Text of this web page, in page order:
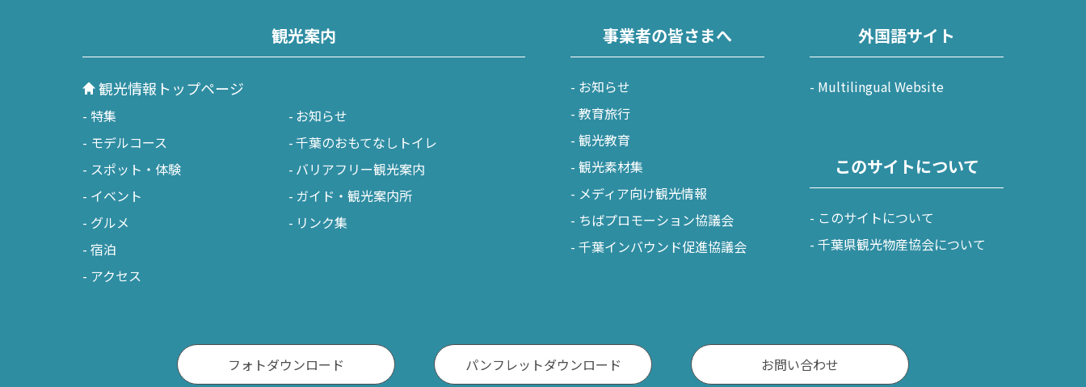
観光案内
観光情報トップページ
特集
モデルコース
スポット・体験
イベント
グルメ
宿泊
アクセス
お知らせ
千葉のおもてなしトイレ
バリアフリー観光案内
ガイド・観光案内所
リンク集
事業者の皆さまへ
お知らせ
教育旅行
観光教育
観光素材集
メディア向け観光情報
ちばプロモーション協議会
千葉インバウンド促進協議会
外国語サイト
Multilingual Website
このサイトについて
このサイトについて
千葉県観光物産協会について
フォトダウンロード パンフレットダウンロード お問い合わせ